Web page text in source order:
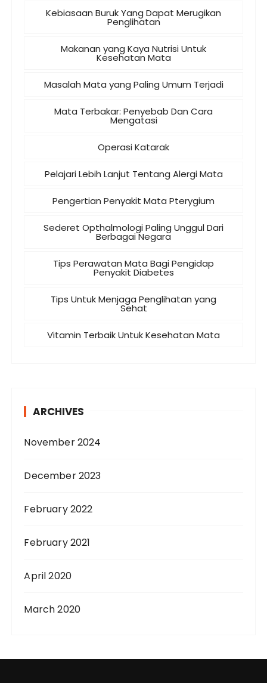
Kebiasaan Buruk Yang Dapat Merugikan
Penglihatan
Makanan yang Kaya Nutrisi Untuk
Kesehatan Mata
Masalah Mata yang Paling Umum Terjadi
Mata Terbakar: Penyebab Dan Cara
Mengatasi
Operasi Katarak
Pelajari Lebih Lanjut Tentang Alergi Mata
Pengertian Penyakit Mata Pterygium
Sederet Opthalmologi Paling Unggul Dari
Berbagai Negara
Tips Perawatan Mata Bagi Pengidap
Penyakit Diabetes
Tips Untuk Menjaga Penglihatan yang
Sehat
Vitamin Terbaik Untuk Kesehatan Mata
ARCHIVES
November 2024
December 2023
February 2022
February 2021
April 2020
March 2020